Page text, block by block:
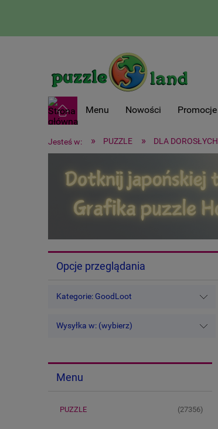
Menu Nowości Promocje
Jesteś w: » PUZZLE » DLA DOROSŁYCH
Opcje przeglądania
Kategorie: GoodLoot
Wysyłka w: (wybierz)
Menu
PUZZLE (27356)